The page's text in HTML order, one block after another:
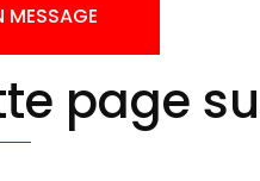
MESSAGE
page